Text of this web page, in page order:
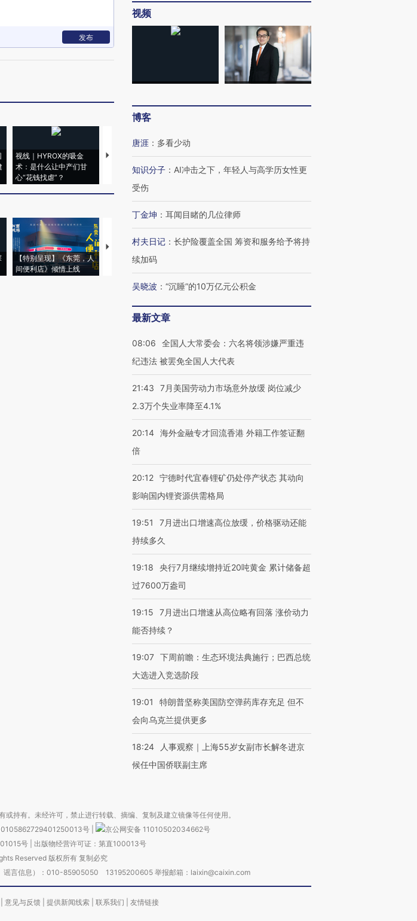
发布
视线｜HYROX的吸金
术：是什么让中产们甘
心“花钱找虐”？
马航飞行员跨国走私7万
粒摇头丸 尿检体内含3种
视线｜被称为“蟑螂”的印
度Z世代 用街头抗争将教
视线｜“入侵”还是“人道危
机”？难民潮撕裂西班牙
【特别呈现】《东莞，人
间便利店》倾情上线
【推广】走进第四届链博
会，让数智科技“链”接产
【商旅对话】华住集团
视频
博客
唐涯 ： 多看少动
知识分子 ： AI冲击之下，年轻人与高学历女性更
受伤
丁金坤 ： 耳闻目睹的几位律师
村夫日记 ： 长护险覆盖全国 筹资和服务给予将持
续加码
吴晓波 ： “沉睡”的10万亿元公积金
最新文章
08:06
全国人大常委会：六名将领涉嫌严重违
纪违法 被罢免全国人大代表
21:43
7月美国劳动力市场意外放缓 岗位减少
2.3万个失业率降至4.1%
20:14 海外金融专才回流香港 外籍工作签证翻
倍
20:12 宁德时代宜春锂矿仍处停产状态 其动向
影响国内锂资源供需格局
19:51
7月进出口增速高位放缓，价格驱动还能
持续多久
19:18
央行7月继续增持近20吨黄金 累计储备超
过7600万盎司
19:15
7月进出口增速从高位略有回落 涨价动力
能否持续？
19:07 下周前瞻：生态环境法典施行；巴西总统
大选进入竞选阶段
19:01
特朗普坚称美国防空弹药库存充足 但不
会向乌克兰提供更多
18:24
人事观察｜上海55岁女副市长解冬进京
候任中国侨联副主席
持有。未经许可，禁止进行转载、摘编、复制及建立镜像等任何使用。
号
京公网安备 11010502034662号
号| 出版物经营许可证：第直100013号
Reserved 版权所有 复制必究
谣言信息）：010-85905050 13195200605 举报邮箱：laixin@caixin.com
意见与反馈 提供新闻线索 联系我们 友情链接